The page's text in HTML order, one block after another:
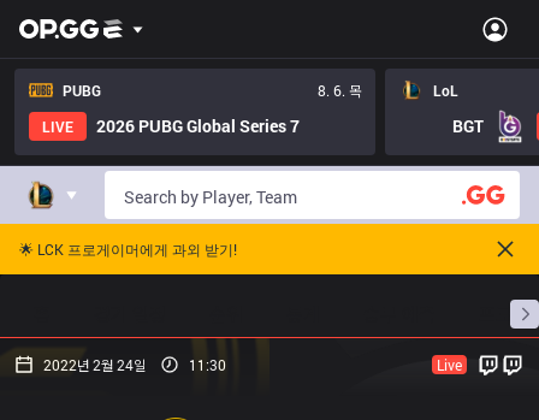
PUBG
8. 6. 목
LIVE
2026 PUBG Global Series 7
LoL
BGT
🌟 LCK 프로게이머에게 과외 받기!
프로빌
2022년 2월 24일 11:30 Live